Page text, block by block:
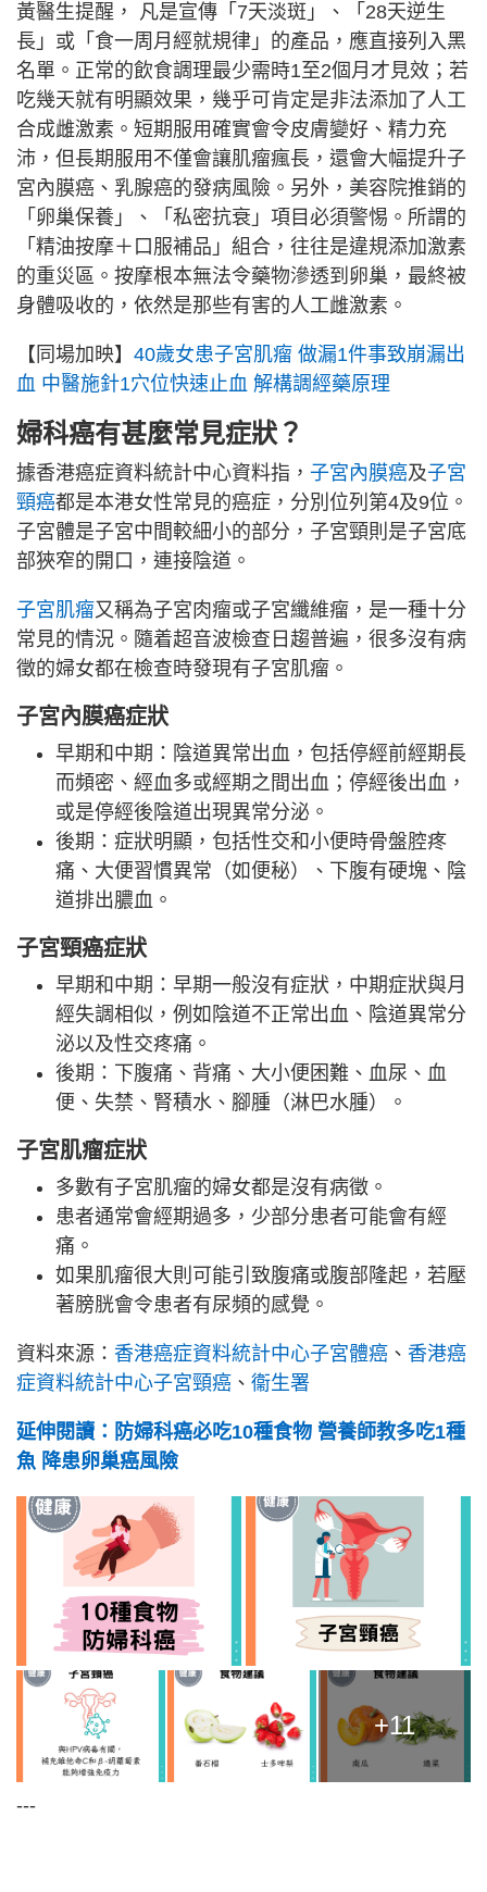
黃醫生提醒， 凡是宣傳「7天淡斑」、「28天逆生
長」或「食一周月經就規律」的產品，應直接列入黑
名單。正常的飲食調理最少需時1至2個月才見效；若
吃幾天就有明顯效果，幾乎可肯定是非法添加了人工
合成雌激素。短期服用確實會令皮膚變好、精力充
沛，但長期服用不僅會讓肌瘤瘋長，還會大幅提升子
宮內膜癌、乳腺癌的發病風險。另外，美容院推銷的
「卵巢保養」、「私密抗衰」項目必須警惕。所謂的
「精油按摩＋口服補品」組合，往往是違規添加激素
的重災區。按摩根本無法令藥物滲透到卵巢，最終被
身體吸收的，依然是那些有害的人工雌激素。
【同場加映】 40歲女患子宮肌瘤 做漏1件事致崩漏出
血 中醫施針1穴位快速止血 解構調經藥原理
婦科癌有甚麼常見症狀？
據香港癌症資料統計中心資料指， 子宮內膜癌及子宮
頸癌都是本港女性常見的癌症，分別位列第4及9位。
子宮體是子宮中間較細小的部分，子宮頸則是子宮底
部狹窄的開口，連接陰道。
子宮肌瘤又稱為子宮肉瘤或子宮纖維瘤，是一種十分
常見的情況。隨着超音波檢查日趨普遍，很多沒有病
徵的婦女都在檢查時發現有子宮肌瘤。
子宮內膜癌症狀
早期和中期：陰道異常出血，包括停經前經期長
而頻密、經血多或經期之間出血；停經後出血，
或是停經後陰道出現異常分泌。
後期：症狀明顯，包括性交和小便時骨盤腔疼
痛、大便習慣異常（如便秘）、下腹有硬塊、陰
道排出膿血。
子宮頸癌症狀
早期和中期：早期一般沒有症狀，中期症狀與月
經失調相似，例如陰道不正常出血、陰道異常分
泌以及性交疼痛。
後期：下腹痛、背痛、大小便困難、血尿、血
便、失禁、腎積水、腳腫（淋巴水腫）。
子宮肌瘤症狀
多數有子宮肌瘤的婦女都是沒有病徵。
患者通常會經期過多，少部分患者可能會有經
痛。
如果肌瘤很大則可能引致腹痛或腹部隆起，若壓
著膀胱會令患者有尿頻的感覺。
資料來源： 香港癌症資料統計中心子宮體癌 、 香港癌
症資料統計中心子宮頸癌 、 衞生署
延伸閱讀：防婦科癌必吃10種食物 營養師教多吃1種
魚 降患卵巢癌風險
+11
---